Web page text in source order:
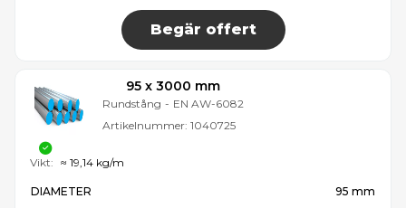
Begär offert
95 x 3000 mm
Rundstång - EN AW-6082
Artikelnummer: 1040725
DIAMETER
95 mm
Vikt: ≈ 19,14 kg/m